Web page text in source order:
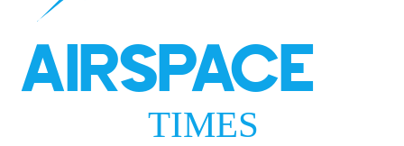
AIRSPACE
TIMES